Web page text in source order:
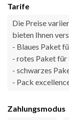
Tarife
Die Preise
bieten Ihnen
- Blaues Paket
- rotes Paket
- schwarzes
- Pack
Zahlungsmodus